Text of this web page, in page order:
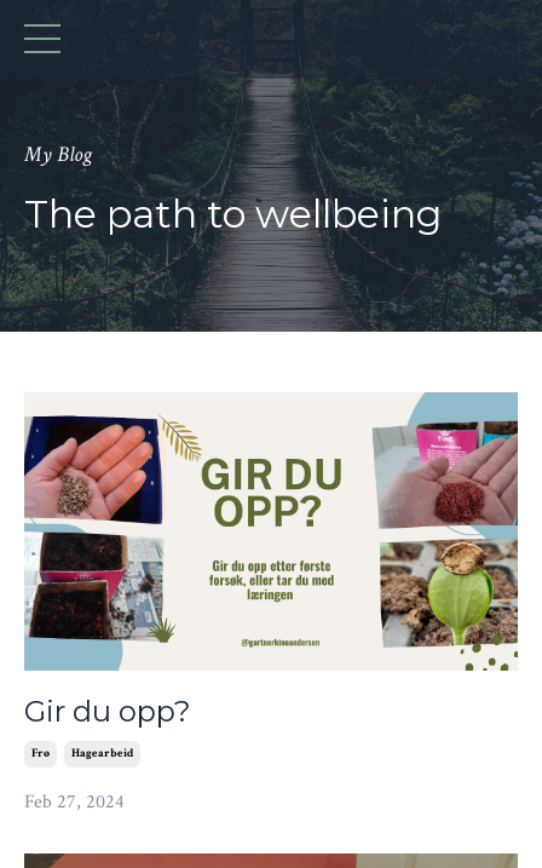
My Blog
The path to wellbeing
Gir du opp?
Frø Hagearbeid
Feb 27, 2024